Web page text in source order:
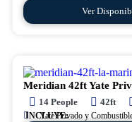
Ver
Meridian 42ft Yate
14 People 42ft
INCLUYE:
Yate Privado y